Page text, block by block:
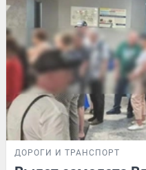
ДОРОГИ И ТРАНСПОРТ